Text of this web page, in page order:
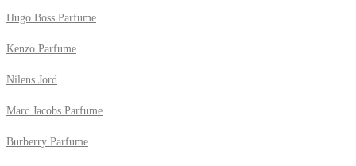
Hugo Boss Parfume
Kenzo Parfume
Nilens Jord
Marc Jacobs Parfume
Burberry Parfume